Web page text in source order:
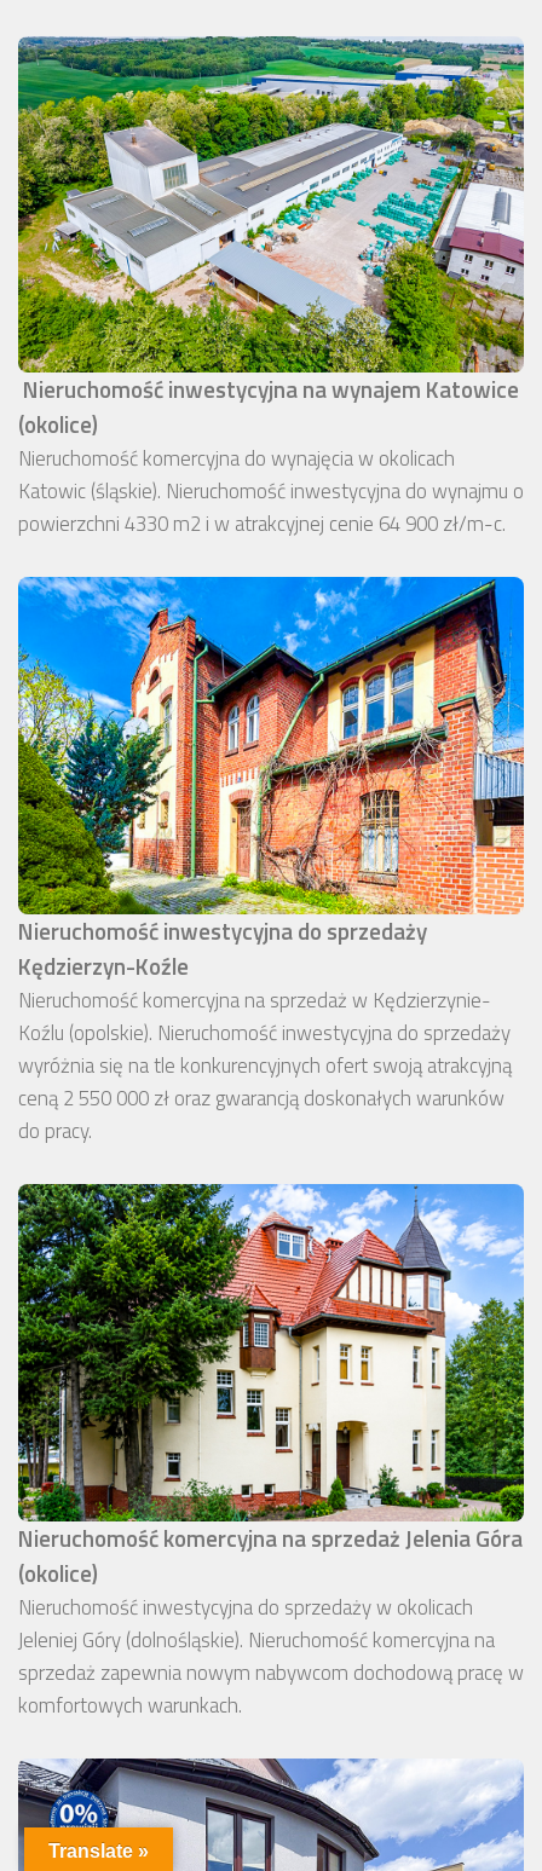
Nieruchomość inwestycyjna na wynajem Katowice
(okolice)
Nieruchomość komercyjna do wynajęcia w okolicach
Katowic (śląskie). Nieruchomość inwestycyjna do wynajmu o
powierzchni 4330 m2 i w atrakcyjnej cenie 64 900 zł/m-c.
Nieruchomość inwestycyjna do sprzedaży
Kędzierzyn-Koźle
Nieruchomość komercyjna na sprzedaż w Kędzierzynie-
Koźlu (opolskie). Nieruchomość inwestycyjna do sprzedaży
wyróżnia się na tle konkurencyjnych ofert swoją atrakcyjną
ceną 2 550 000 zł oraz gwarancją doskonałych warunków
do pracy.
Nieruchomość komercyjna na sprzedaż Jelenia Góra
(okolice)
Nieruchomość inwestycyjna do sprzedaży w okolicach
Jeleniej Góry (dolnośląskie). Nieruchomość komercyjna na
sprzedaż zapewnia nowym nabywcom dochodową pracę w
komfortowych warunkach.
Translate »